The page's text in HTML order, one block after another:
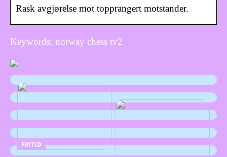
Rask avgjørelse mot topprangert motstander.
Keywords: norway chess tv2
FRITID